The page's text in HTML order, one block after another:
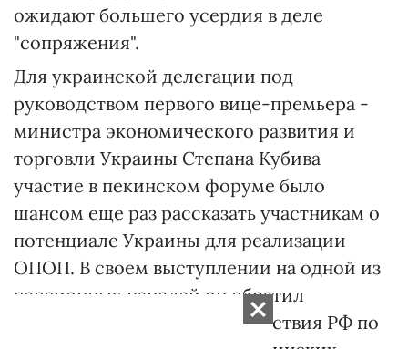
ожидают большего усердия в деле
"сопряжения".
Для украинской делегации под
руководством первого вице-премьера -
министра экономического развития и
торговли Украины Степана Кубива
участие в пекинском форуме было
шансом еще раз рассказать участникам о
потенциале Украины для реализации
ОПОП. В своем выступлении на одной из
сессионных панелей он обратил
внимание на незаконные действия РФ по